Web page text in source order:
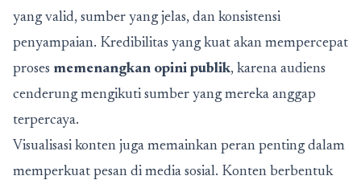
yang valid, sumber yang jelas, dan konsistensi
penyampaian. Kredibilitas yang kuat akan mempercepat
proses memenangkan opini publik, karena audiens
cenderung mengikuti sumber yang mereka anggap
terpercaya.
Visualisasi konten juga memainkan peran penting dalam
memperkuat pesan di media sosial. Konten berbentuk